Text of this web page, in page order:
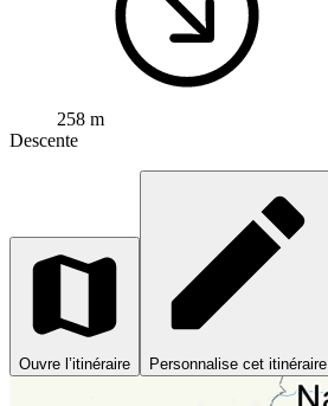
258 m
Descente
Ouvre l’itinéraire Personnalise cet itinéraire